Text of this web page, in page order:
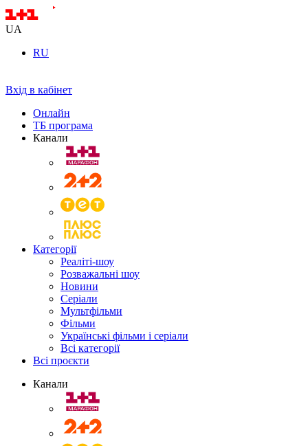
UA
RU
Вхід в кабінет
Онлайн
ТБ програма
Канали
Категорії
Реаліті-шоу
Розважальні шоу
Новини
Серіали
Мультфільми
Фільми
Українські фільми і серіали
Всі категорії
Всі проєкти
Канали